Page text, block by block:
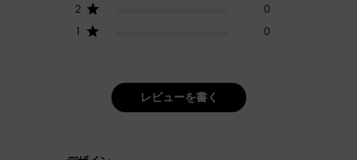
2
0
1
0
レビューを書く